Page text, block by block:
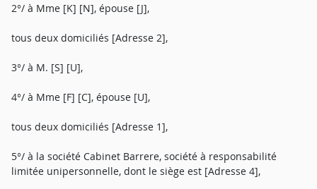
2°/ à Mme [K] [N], épouse [J],
tous deux domiciliés [Adresse 2],
3°/ à M. [S] [U],
4°/ à Mme [F] [C], épouse [U],
tous deux domiciliés [Adresse 1],
5°/ à la société Cabinet Barrere, société à responsabilité
limitée unipersonnelle, dont le siège est [Adresse 4],